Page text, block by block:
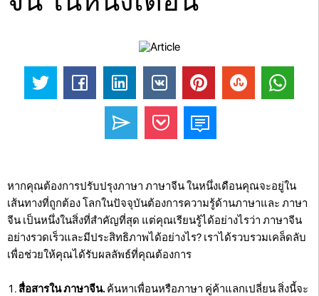
หากคุณต้องการปรับปรุงภาษา ภาษาจีน ในหนึ่งเดือนคุณจะอยู่ใน
เส้นทางที่ถูกต้อง โลกในปัจจุบันต้องการความรู้ด้านภาษาและ ภาษา
จีน เป็นหนึ่งในสิ่งที่สำคัญที่สุด แต่คุณเรียนรู้ได้อย่างไรว่า ภาษาจีน
อย่างรวดเร็วและมีประสิทธิภาพได้อย่างไร? เราได้รวบรวมเคล็ดลับ
เพื่อช่วยให้คุณได้รับผลลัพธ์ที่คุณต้องการ
สื่อสารใน ภาษาจีน.ค้นหาเพื่อนหรือภาษา คู่ค้าแลกเปลี่ยน สิ่งนี้จะ